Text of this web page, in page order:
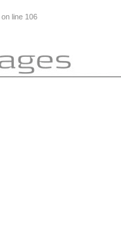
on line 106